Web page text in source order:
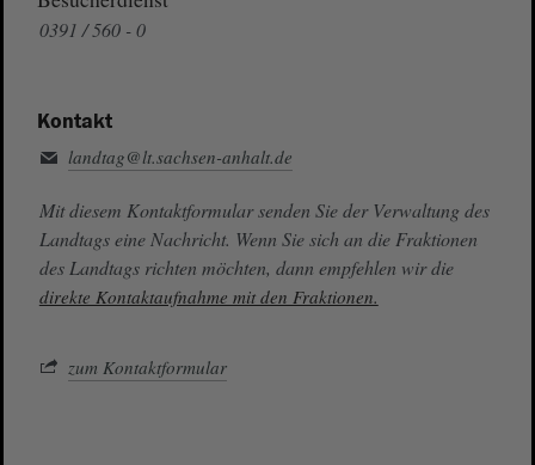
0391 / 560 - 0
Kontakt
landtag@lt.sachsen-anhalt.de
Mit diesem Kontaktformular senden Sie der Verwaltung des
Landtags eine Nachricht. Wenn Sie sich an die Fraktionen
des Landtags richten möchten, dann empfehlen wir die
direkte Kontaktaufnahme mit den Fraktionen.
zum Kontaktformular